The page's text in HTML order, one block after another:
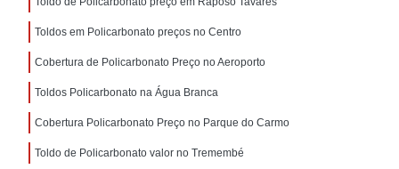
Toldos em Policarbonato preços no Centro
Cobertura de Policarbonato Preço no Aeroporto
Toldos Policarbonato na Água Branca
Cobertura Policarbonato Preço no Parque do Carmo
Toldo de Policarbonato valor no Tremembé